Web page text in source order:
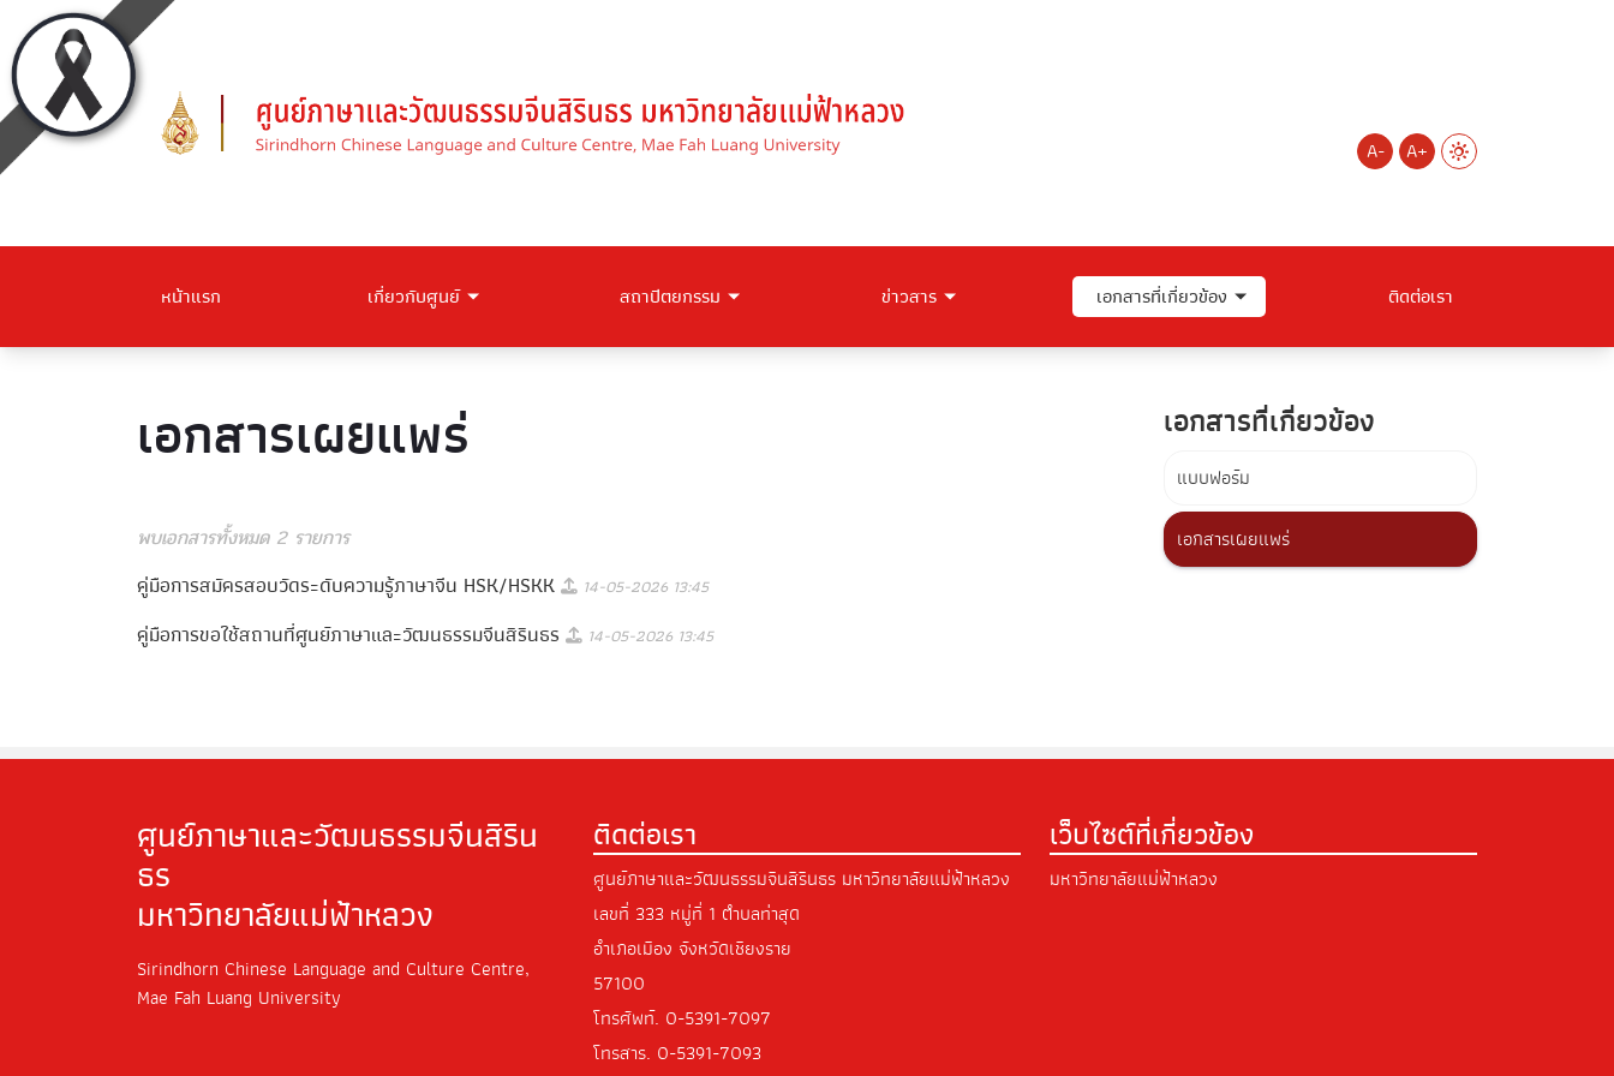
A- A+
หน้าแรก เกี่ยวกับศูนย์ สถาปัตยกรรม ข่าวสาร เอกสารที่เกี่ยวข้อง ติดต่อเรา
เอกสารเผยแพร่
พบเอกสารทั้งหมด 2 รายการ
คู่มือการสมัครสอบวัดระดับความรู้ภาษาจีน HSK/HSKK 14-05-2026 13:45
คู่มือการขอใช้สถานที่ศูนย์ภาษาและวัฒนธรรมจีนสิรินธร 14-05-2026 13:45
เอกสารที่เกี่ยวข้อง
แบบฟอร์ม
เอกสารเผยแพร่
ศูนย์ภาษาและวัฒนธรรมจีนสิริน
ธร
มหาวิทยาลัยแม่ฟ้าหลวง
Sirindhorn Chinese Language and Culture Centre,
Mae Fah Luang University
ติดต่อเรา
ศูนย์ภาษาและวัฒนธรรมจีนสิรินธร มหาวิทยาลัยแม่ฟ้าหลวง
เลขที่ 333 หมู่ที่ 1 ตำบลท่าสุด
อำเภอเมือง จังหวัดเชียงราย
57100
โทรศัพท์. 0-5391-7097
โทรสาร. 0-5391-7093
เว็บไซต์ที่เกี่ยวข้อง
มหาวิทยาลัยแม่ฟ้าหลวง